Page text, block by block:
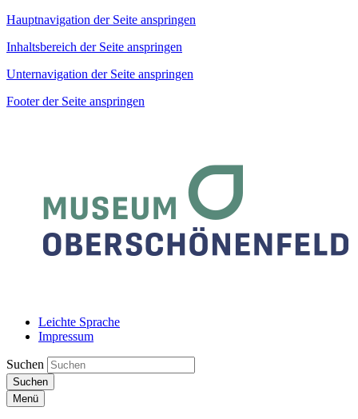
Hauptnavigation der Seite anspringen
Inhaltsbereich der Seite anspringen
Unternavigation der Seite anspringen
Footer der Seite anspringen
Leichte Sprache
Impressum
Suchen
Suchen
Menü